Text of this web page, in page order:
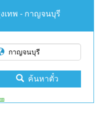
เทพ - กาญจนบุรี
ค้นหาตั๋ว